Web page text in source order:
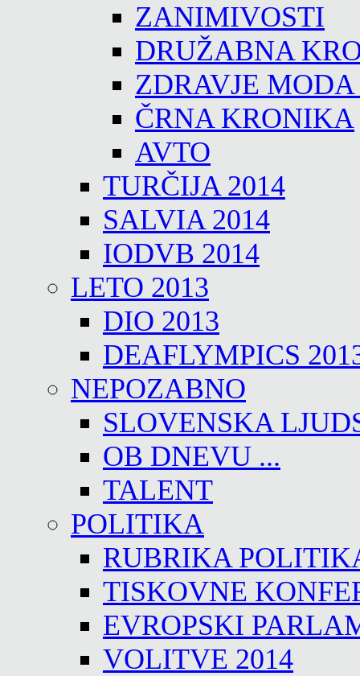
ZANIMIVOSTI
DRUŽABNA
ZDRAVJE
ČRNA KRONIKA
AVTO
TURČIJA 2014
SALVIA 2014
IODVB 2014
LETO 2013
DIO 2013
DEAFLYMPICS
NEPOZABNO
SLOVENSKA
OB DNEVU ...
TALENT
POLITIKA
RUBRIKA
TISKOVNE
EVROPSKI
VOLITVE 2014